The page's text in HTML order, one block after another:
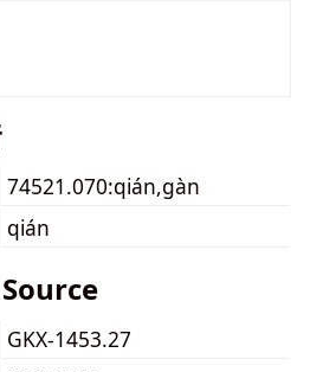
74521.070:qián,gàn
qián
GKX-1453.27